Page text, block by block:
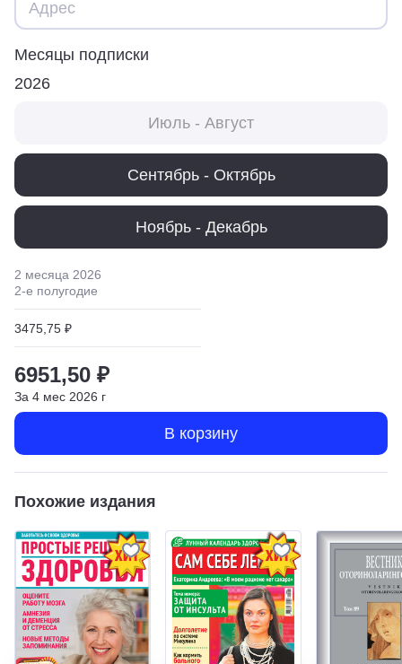
Месяцы подписки
2026
Июль - Август
Сентябрь - Октябрь
Ноябрь - Декабрь
2 месяца 2026
2-е полугодие
3475,75 ₽
6951,50 ₽
За 4 мес 2026 г
В корзину
Похожие издания